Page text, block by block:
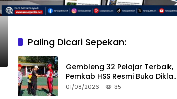
Paling Dicari Sepekan:
Gembleng 32 Pelajar Terbaik,
Pemkab HSS Resmi Buka Diklat
Paskibraka 2026
01/08/2026 35